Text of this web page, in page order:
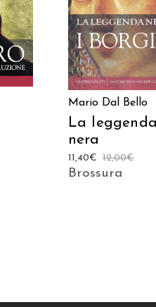
CARRELLO
Mario Dal Bello
La
nera
12,00€
11,40€
Brossura